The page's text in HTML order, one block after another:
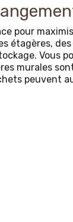
pour
étagères,
Vous
murales
peuvent